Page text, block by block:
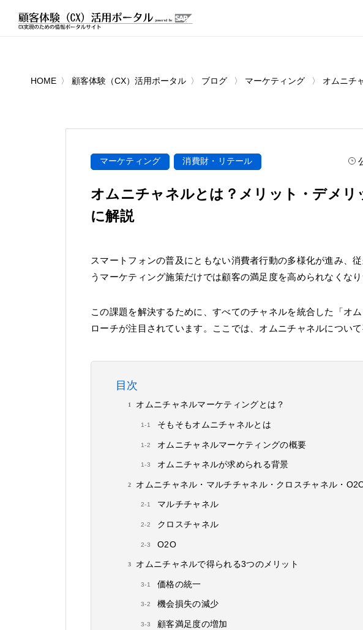
HOME 顧客体験（CX）活用ポータル ブログ マーケティング オムニチ
マーケティング 消費財・リテール
オムニチャネルとは？メリット・デメリ
に解説
スマートフォンの普及にともない消費者行動の多様化が進み、
うマーケティング施策だけでは顧客の満足度を高められなくなり
この課題を解決するために、すべてのチャネルを統合した「オ
ローチが注目されています。ここでは、オムニチャネルについ
目次
オムニチャネルマーケティングとは？
そもそもオムニチャネルとは
オムニチャネルマーケティングの概要
オムニチャネルが求められる背景
オムニチャネル・マルチチャネル・クロスチャネル・
マルチチャネル
クロスチャネル
O2O
オムニチャネルで得られる3つのメリット
価格の統一
機会損失の減少
顧客満足度の増加